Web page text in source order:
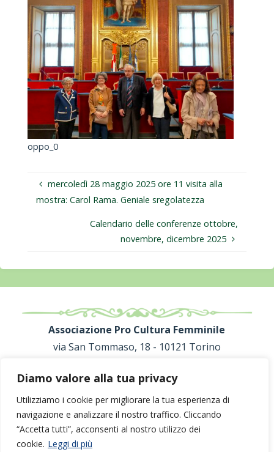
Diamo valore alla tua privacy
Utilizziamo i cookie per migliorare la tua esperienza di
navigazione e analizzare il nostro traffico. Cliccando
“Accetta tutti”, acconsenti al nostro utilizzo dei
cookie. Leggi di più
oppo_0
mercoledì 28 maggio 2025 ore 11 visita alla
mostra: Carol Rama. Geniale sregolatezza
Calendario delle conferenze ottobre,
novembre, dicembre 2025
Associazione Pro Cultura Femminile
via San Tommaso, 18 - 10121 Torino
proculturafemminile@gmail.com